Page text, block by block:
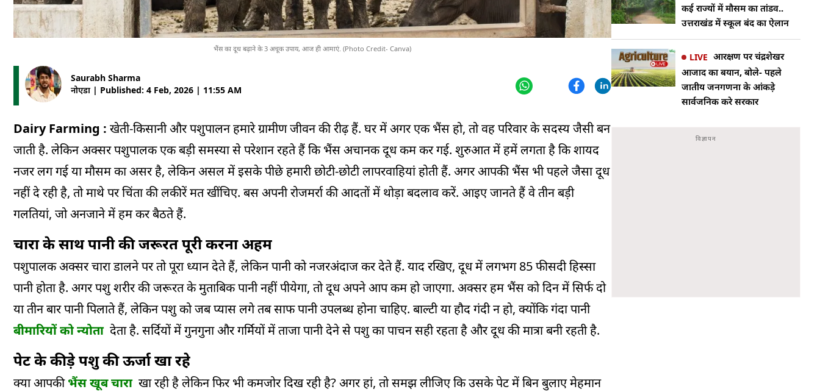
भैंस का दूध बढ़ाने के 3 अचूक उपाय, आज ही आमाएं. (Photo Credit- Canva)
Saurabh Sharma
नोएडा | Published: 4 Feb, 2026 | 11:55 AM
Dairy Farming : खेती-किसानी और पशुपालन हमारे ग्रामीण जीवन की रीढ़ हैं. घर में अगर एक भैंस हो, तो वह परिवार के सदस्य जैसी बन
जाती है. लेकिन अक्सर पशुपालक एक बड़ी समस्या से परेशान रहते हैं कि भैंस अचानक दूध कम कर गई. शुरुआत में हमें लगता है कि शायद
नजर लग गई या मौसम का असर है, लेकिन असल में इसके पीछे हमारी छोटी-छोटी लापरवाहियां होती हैं. अगर आपकी भैंस भी पहले जैसा दूध
नहीं दे रही है, तो माथे पर चिंता की लकीरें मत खींचिए. बस अपनी रोजमर्रा की आदतों में थोड़ा बदलाव करें. आइए जानते हैं वे तीन बड़ी
गलतियां, जो अनजाने में हम कर बैठते हैं.
चारा के साथ पानी की जरूरत पूरी करना अहम
पशुपालक अक्सर चारा डालने पर तो पूरा ध्यान देते हैं, लेकिन पानी को नजरअंदाज कर देते हैं. याद रखिए, दूध में लगभग 85 फीसदी हिस्सा
पानी होता है. अगर पशु शरीर की जरूरत के मुताबिक पानी नहीं पीयेगा, तो दूध अपने आप कम हो जाएगा. अक्सर हम भैंस को दिन में सिर्फ दो
या तीन बार पानी पिलाते हैं, लेकिन पशु को जब प्यास लगे तब साफ पानी उपलब्ध होना चाहिए. बाल्टी या हौद गंदी न हो, क्योंकि गंदा पानी
बीमारियों को न्योता देता है. सर्दियों में गुनगुना और गर्मियों में ताजा पानी देने से पशु का पाचन सही रहता है और दूध की मात्रा बनी रहती है.
पेट के कीड़े पशु की ऊर्जा खा रहे
क्या आपकीभैंस खूब चाराखा रही है लेकिन फिर भी कमजोर दिख रही है? अगर हां, तो समझ लीजिए कि उसके पेट में बिन बुलाए मेहमान
कई राज्यों में मौसम का तांडव..
उत्तराखंड में स्कूल बंद का ऐलान
LIVE आरक्षण पर चंद्रशेखर
आजाद का बयान, बोले- पहले
जातीय जनगणना के आंकड़े
सार्वजनिक करे सरकार